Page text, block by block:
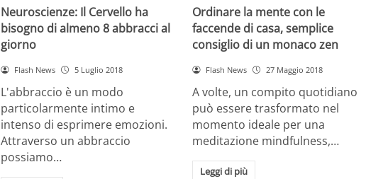
Neuroscienze: Il Cervello ha
bisogno di almeno 8 abbracci al
giorno
Flash News 5 Luglio 2018
L'abbraccio è un modo
particolarmente intimo e
intenso di esprimere emozioni.
Attraverso un abbraccio
possiamo…
Ordinare la mente con le
faccende di casa, semplice
consiglio di un monaco zen
Flash News 27 Maggio 2018
A volte, un compito quotidiano
può essere trasformato nel
momento ideale per una
meditazione mindfulness,…
Leggi di più